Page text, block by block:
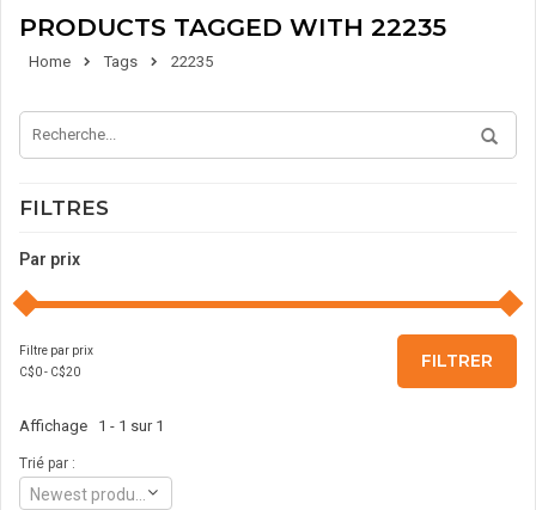
PRODUCTS TAGGED WITH 22235
Home Tags 22235
FILTRES
Par prix
Filtre par prix
C$0- C$20
FILTRER
Affichage 1 - 1 sur 1
Trié par :